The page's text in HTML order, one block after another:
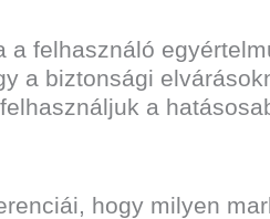
felhasználó
a biztonsági
a
hogy milyen